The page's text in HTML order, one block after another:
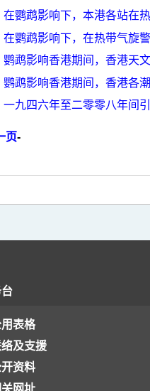
在鹦鹉影响下，本港各站在
在鹦鹉影响下，在热带气旋
鹦鹉影响香港期间，香港天
鹦鹉影响香港期间，香港各
一九四六年至二零零八年间
页-
表格
及支援
资料